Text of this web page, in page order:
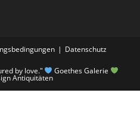
Datenschutz
by love." Goethes Galerie
Antiquitäten